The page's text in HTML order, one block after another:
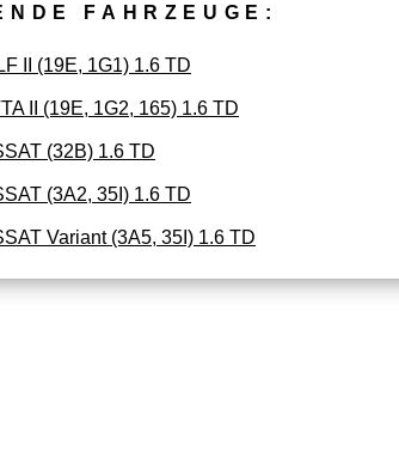
FAHRZEUGE:
II (19E, 1G1) 1.6 TD
II (19E, 1G2, 165) 1.6 TD
(32B) 1.6 TD
(3A2, 35I) 1.6 TD
Variant (3A5, 35I) 1.6 TD